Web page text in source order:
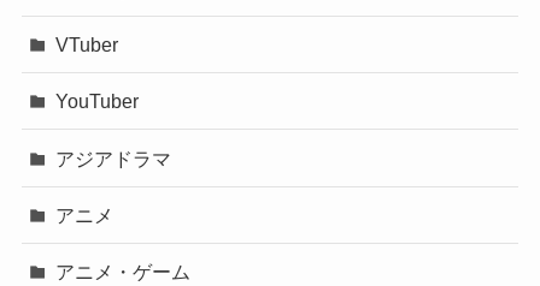
VTuber
YouTuber
アジアドラマ
アニメ
アニメ・ゲーム